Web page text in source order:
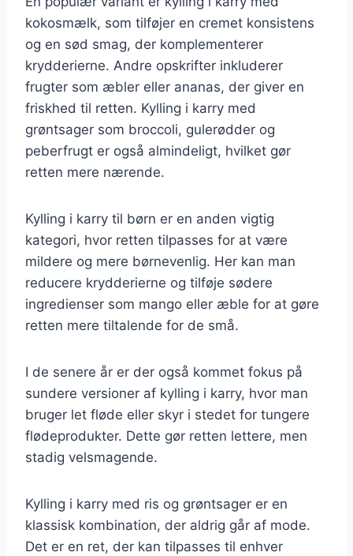
kokosmælk, som tilføjer en cremet konsistens
og en sød smag, der komplementerer
krydderierne. Andre opskrifter inkluderer
frugter som æbler eller ananas, der giver en
friskhed til retten. Kylling i karry med
grøntsager som broccoli, gulerødder og
peberfrugt er også almindeligt, hvilket gør
retten mere nærende.
Kylling i karry til børn er en anden vigtig
kategori, hvor retten tilpasses for at være
mildere og mere børnevenlig. Her kan man
reducere krydderierne og tilføje sødere
ingredienser som mango eller æble for at gøre
retten mere tiltalende for de små.
I de senere år er der også kommet fokus på
sundere versioner af kylling i karry, hvor man
bruger let fløde eller skyr i stedet for tungere
flødeprodukter. Dette gør retten lettere, men
stadig velsmagende.
Kylling i karry med ris og grøntsager er en
klassisk kombination, der aldrig går af mode.
Det er en ret, der kan tilpasses til enhver